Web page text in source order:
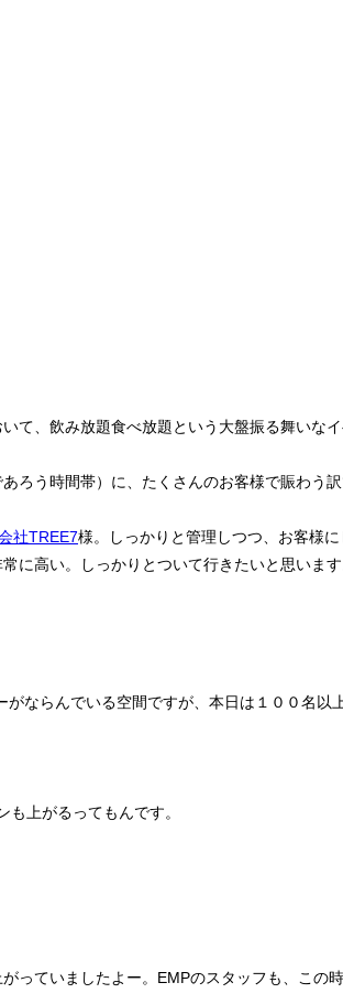
て、飲み放題食べ放題という大盤振る舞いな
ろう時間帯）に、たくさんのお客様で賑わう
社TREE7様。しっかりと管理しつつ、お客様
に高い。しっかりとついて行きたいと思います
ならんでいる空間ですが、本日は１００名以
上がるってもんです。
っていましたよー。EMPのスタッフも、この